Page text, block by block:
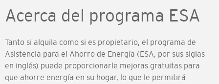
Acerca del programa ESA
Tanto si alquila como si es propietario, el programa de
Asistencia para el Ahorro de Energía (ESA, por sus siglas
en inglés) puede proporcionarle mejoras gratuitas para
que ahorre energía en su hogar, lo que le permitirá